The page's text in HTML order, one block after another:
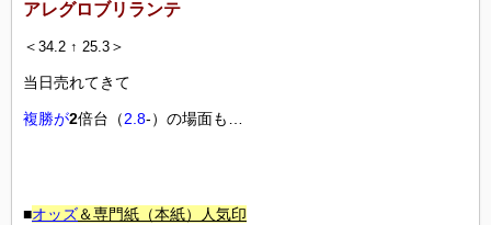
アレグロブリランテ
＜ 34.2 ↑ 25.3 ＞
当日売れてきて
複勝が2倍台（2.8-）の場面も…
■オッズ＆専門紙（本紙）人気印